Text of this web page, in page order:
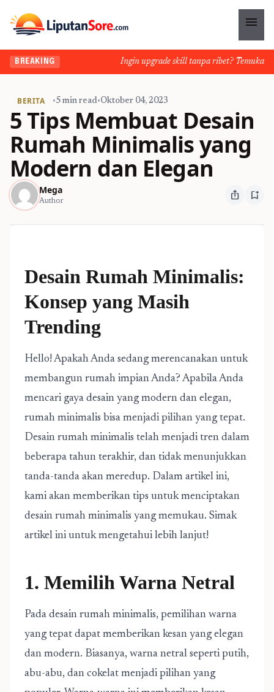
menu
BREAKING Ingin upgrade skill tanpa ribet? Temukan
BERITA •5 min read•Oktober 04, 2023
5 Tips Membuat Desain
Rumah Minimalis yang
Modern dan Elegan
Mega
Author ios_share bookmark_add
Desain Rumah Minimalis:
Konsep yang Masih
Trending
Hello! Apakah Anda sedang merencanakan untuk
membangun rumah impian Anda? Apabila Anda
mencari gaya desain yang modern dan elegan,
rumah minimalis bisa menjadi pilihan yang tepat.
Desain rumah minimalis telah menjadi tren dalam
beberapa tahun terakhir, dan tidak menunjukkan
tanda-tanda akan meredup. Dalam artikel ini,
kami akan memberikan tips untuk menciptakan
desain rumah minimalis yang memukau. Simak
artikel ini untuk mengetahui lebih lanjut!
1. Memilih Warna Netral
Pada desain rumah minimalis, pemilihan warna
yang tepat dapat memberikan kesan yang elegan
dan modern. Biasanya, warna netral seperti putih,
abu-abu, dan cokelat menjadi pilihan yang